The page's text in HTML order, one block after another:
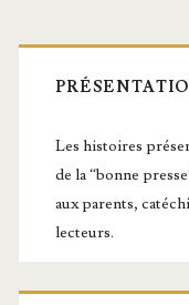
Barre
latérale
Les histoires
de la “bonne
aux parents,
lecteurs.